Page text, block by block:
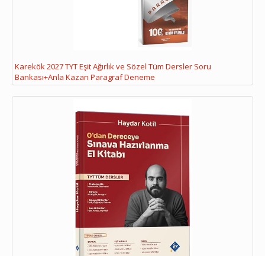
Karekök 2027 TYT Eşit Ağırlık ve Sözel Tüm Dersler Soru
Bankası+Anla Kazan Paragraf Deneme